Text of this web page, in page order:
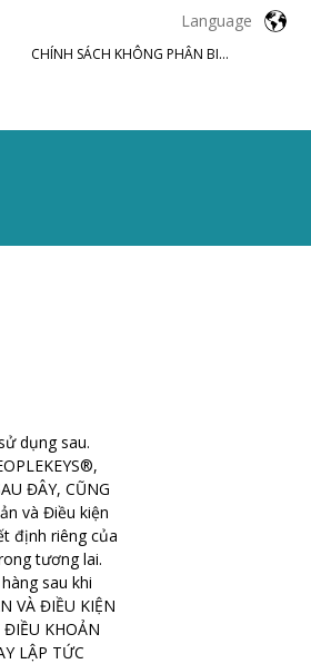
Language
CHÍNH SÁCH KHÔNG PHÂN BIỆT ĐỐI XỬ
dụng sau.
ĐÂY, CŨNG
và Điều kiện
định riêng của
tương lai.
sau khi
VÀ ĐIỀU KIỆN
KHOẢN
LẬP TỨC